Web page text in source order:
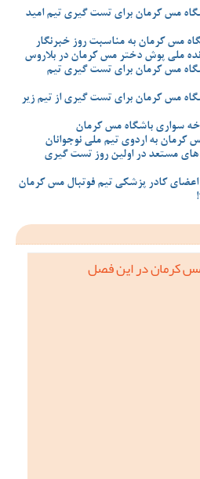
مس کرمان برای تست گیری تیم امید
مس کرمان به مناسبت روز خبرنگار
ملی پوش دختر مس کرمان در بلاروس
مس کرمان برای تست گیری تیم
مس کرمان برای تست گیری از تیم زیر
سواری باشگاه مس کرمان
کرمان به اردوی تیم ملی نوجوانان
مستعد در اولین روز تست گیری
اعضای کادر پزشکی تیم فوتبال مس کرمان
مس کرمان در این فصل